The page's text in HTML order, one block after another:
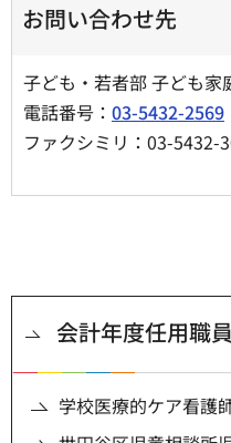
お問い合わせ先
子ども・若者部 子ども
電話番号： 03-5432-2569
ファクシミリ：03-5432-
会計年度任用職員
学校医療的ケア看護